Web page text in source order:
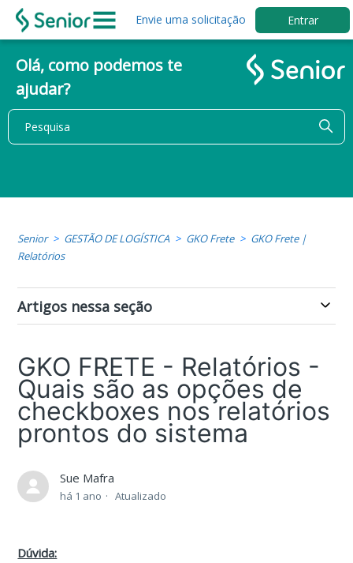
Envie uma solicitação Entrar
Olá, como podemos te
ajudar?
Senior GESTÃO DE LOGÍSTICA GKO Frete
GKO Frete |
Relatórios
Artigos nessa seção
GKO FRETE - Relatórios -
Quais são as opções de
checkboxes nos relatórios
prontos do sistema
Sue Mafra
há 1 ano Atualizado
Dúvida: